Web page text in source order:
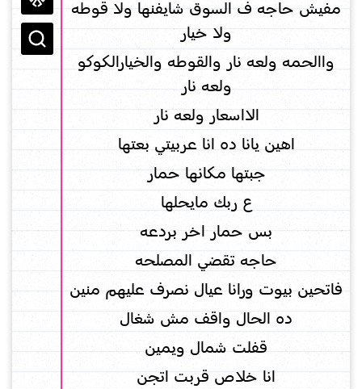
مفيش حاجه ف السوق شايفنها ولا قوطه
ولا خيار
واالحمه ولعه نار والقوطه والخيارالكوكو
ولعه نار
الااسعار ولعه نار
اهين يانا ده انا عربيتي بعتها
جبتها مكانها حمار
ع ربك مايحلها
بس حمار اخر بردعه
حاجه تقضي المصلحه
فاتحين بيوت ورانا عيال نصرف عليهم منين
ده الحال واقف مش شغال
قفلت شمال ويمين
انا خلاص قربت اتجن